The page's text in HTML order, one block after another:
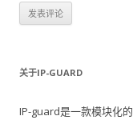
关于IP-GUARD
IP-guard是一款模块化的